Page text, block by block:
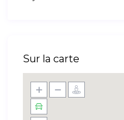
Sur la carte